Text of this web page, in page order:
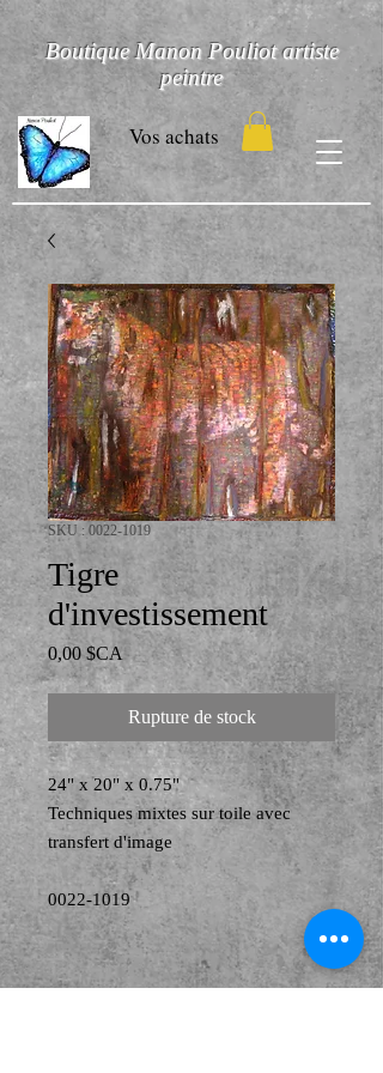
Boutique Manon Pouliot artiste
peintre
Vos achats
SKU : 0022-1019
Tigre
d'investissement
0,00 $CAPrix
Rupture de stock
24" x 20" x 0.75"
Techniques mixtes sur toile avec
transfert d'image
0022-1019